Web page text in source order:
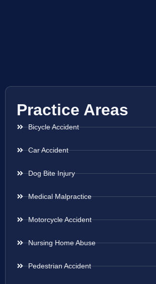
Practice Areas
Bicycle Accident
Car Accident
Dog Bite Injury
Medical Malpractice
Motorcycle Accident
Nursing Home Abuse
Pedestrian Accident